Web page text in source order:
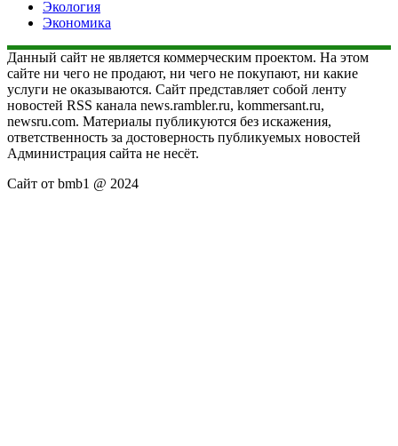
Экология
Экономика
Данный сайт не является коммерческим проектом. На этом
сайте ни чего не продают, ни чего не покупают, ни какие
услуги не оказываются. Сайт представляет собой ленту
новостей RSS канала news.rambler.ru, kommersant.ru,
newsru.com. Материалы публикуются без искажения,
ответственность за достоверность публикуемых новостей
Администрация сайта не несёт.
Сайт от bmb1 @ 2024